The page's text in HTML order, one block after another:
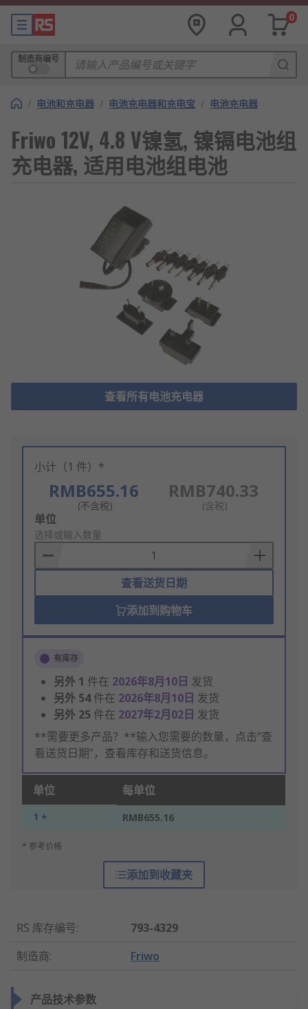
0
制造商编号
/ 电池和充电器 / 电池充电器和充电宝 / 电池充电器
Friwo 12V, 4.8 V镍氢, 镍镉电池组
充电器, 适用电池组电池
查看所有电池充电器
小计（1 件）*
RMB655.16
(不含税)
RMB740.33
(含税)
Add
to
Basket
单位
选择或输入数量
查看送货日期
添加到购物车
有库存
另外 1 件在 2026年8月10日 发货
另外 54件在 2026年8月10日 发货
另外 25 件在 2027年2月02日 发货
**需要更多产品？**输入您需要的数量，点击“查
看送货日期”，查看库存和送货信息。
单位 每单位
1 + RMB655.16
* 参考价格
添加到收藏夹
RS 库存编号:
793-4329
制造商: Friwo
产品技术参数